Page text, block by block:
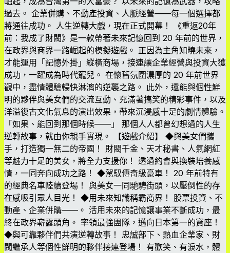
過去。 企業併購、不動產投資、人脈經營——每一個選擇都
將通往成功。 人生逆轉大戲，現在正式開幕！ 《重返20年
前：我成了財閥》是一款帶著未來記憶回到 20 年前的世界，
在政界與商界一路崛起的模擬遊戲。 正因為主角知曉未來，
才能運用「記憶外掛」縱橫商場，接連讓企業經營與投資大獲
成功，一躍成為時代寵兒。 在懷舊氛圍濃厚的 20 年前世界
觀中，盡情體驗暢快淋漓的逆襲之路。 此外，還能與個性鮮
明的夥伴與美女們的交流互動、充滿著搞笑的精彩事件，以及
洋溢復古文化氣息的演出效果，帶來沉浸感十足的劇情體驗。
「如果、能回到那個時候——」 那個人人都曾幻想過的人生
逆轉故事，就由你親手實現。 【遊戲介紹】 ◆與美女們攜
手，打造獨一無二的帝國！ 財閥千金、天才秘書、人氣網紅
等魅力十足的美女，將全力支援你！ 透過約會與換裝培養感
情，一同奔向成功之路！ ◆駕馭傳奇級豪車！ 20 年前特有
的經典名車陸續登場！ 與美女一同馳騁街頭，以壓倒性的存
在感吸引眾人目光！ ◆用未來知識稱霸商界！ 股票投資、不
動產、企業併購——。 活用未來的記憶讓事業不斷成功，最
終在政界嶄露頭角。 率領最強團隊，邁向日本第一的寶座！
◆與可靠夥伴們共演逆轉故事！ 忠誠部下、熱血企業家、財
閥繼承人等個性鮮明的夥伴接連登場！ 有歡笑、有淚水，體